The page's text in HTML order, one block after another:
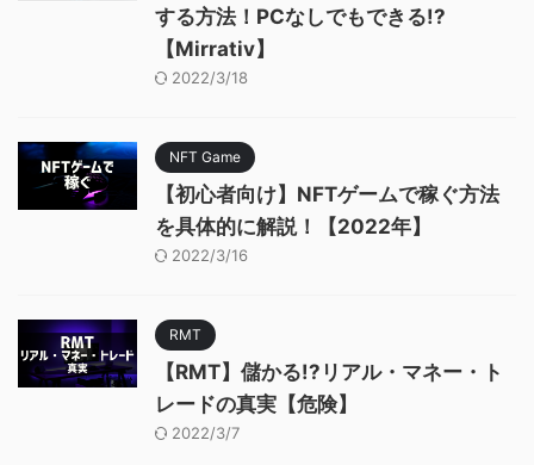
する方法！PCなしでもできる!?
【Mirrativ】
2022/3/18
NFT Game
【初心者向け】NFTゲームで稼ぐ方法
を具体的に解説！【2022年】
2022/3/16
RMT
【RMT】儲かる!?リアル・マネー・ト
レードの真実【危険】
2022/3/7